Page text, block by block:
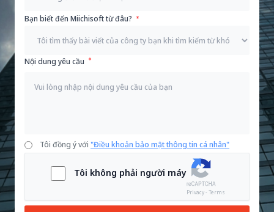
Bạn biết đến Miichisoft từ đâu?
Nội dung yêu cầu
Tôi đồng ý với "Điều khoản bảo mật thông tin cá nhân"
Tôi không phải người máy
Privacy - Terms